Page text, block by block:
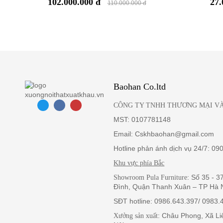
Công nghệ, máy móc hiện đại và màu nhuộm chất lượng
110.000.000 đ
Baohan Co.ltd
CÔNG TY TNHH THƯƠNG MẠI
MST: 0107781148
Email: Cskhbaohan@gmail.com
Hotline phản ánh dịch vụ 24/7:
Khu vực phía Bắc
Showroom Pula Furniture: Số 35 -
Đình, Quận Thanh Xuân – TP Hà
SĐT hotline: 0986.643.397/
Xưởng sản xuất: Châu Phong, Xã